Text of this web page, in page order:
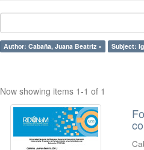
Author: Cabaña, Juana Beatriz × Subject:
Now showing items 1-1 of 1